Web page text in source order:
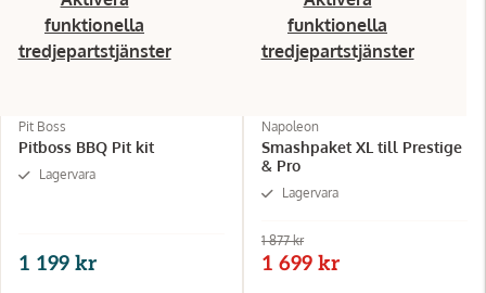
funktionella
tredjepartstjänster
Pit Boss
Pitboss BBQ Pit kit
Lagervara
1 199 kr
funktionella
tredjepartstjänster
Napoleon
Smashpaket XL till Prestige
& Pro
Lagervara
1 877 kr
1 699 kr